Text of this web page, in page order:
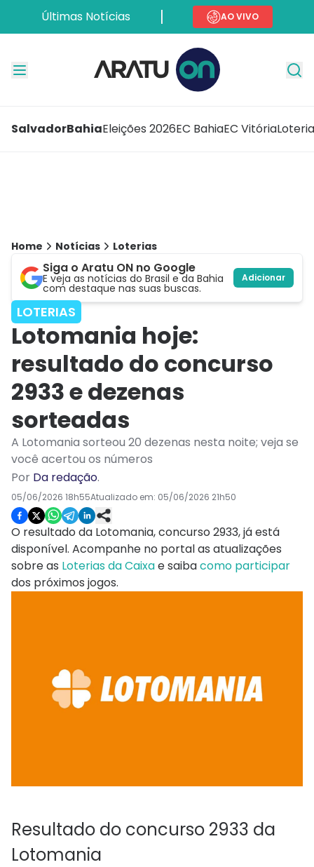
Últimas Notícias AO VIVO
SalvadorBahiaEleições 2026EC BahiaEC Vitória
Home Notícias Loterias
Siga o Aratu ON no Google
E veja as notícias do Brasil e da Bahia
com destaque nas suas buscas.
Adicionar
LOTERIAS
Lotomania hoje:
resultado do concurso
2933 e dezenas
sorteadas
A Lotomania sorteou 20 dezenas nesta noite; veja se
você acertou os números
Por Da redação.
05/06/2026 18h55Atualizado em: 05/06/2026 21h50
O resultado da Lotomania, concurso 2933, já está
disponível. Acompanhe no portal as atualizações
sobre as Loterias da Caixae saibacomo participar
dos próximos jogos.
Resultado do concurso 2933 da
Lotomania